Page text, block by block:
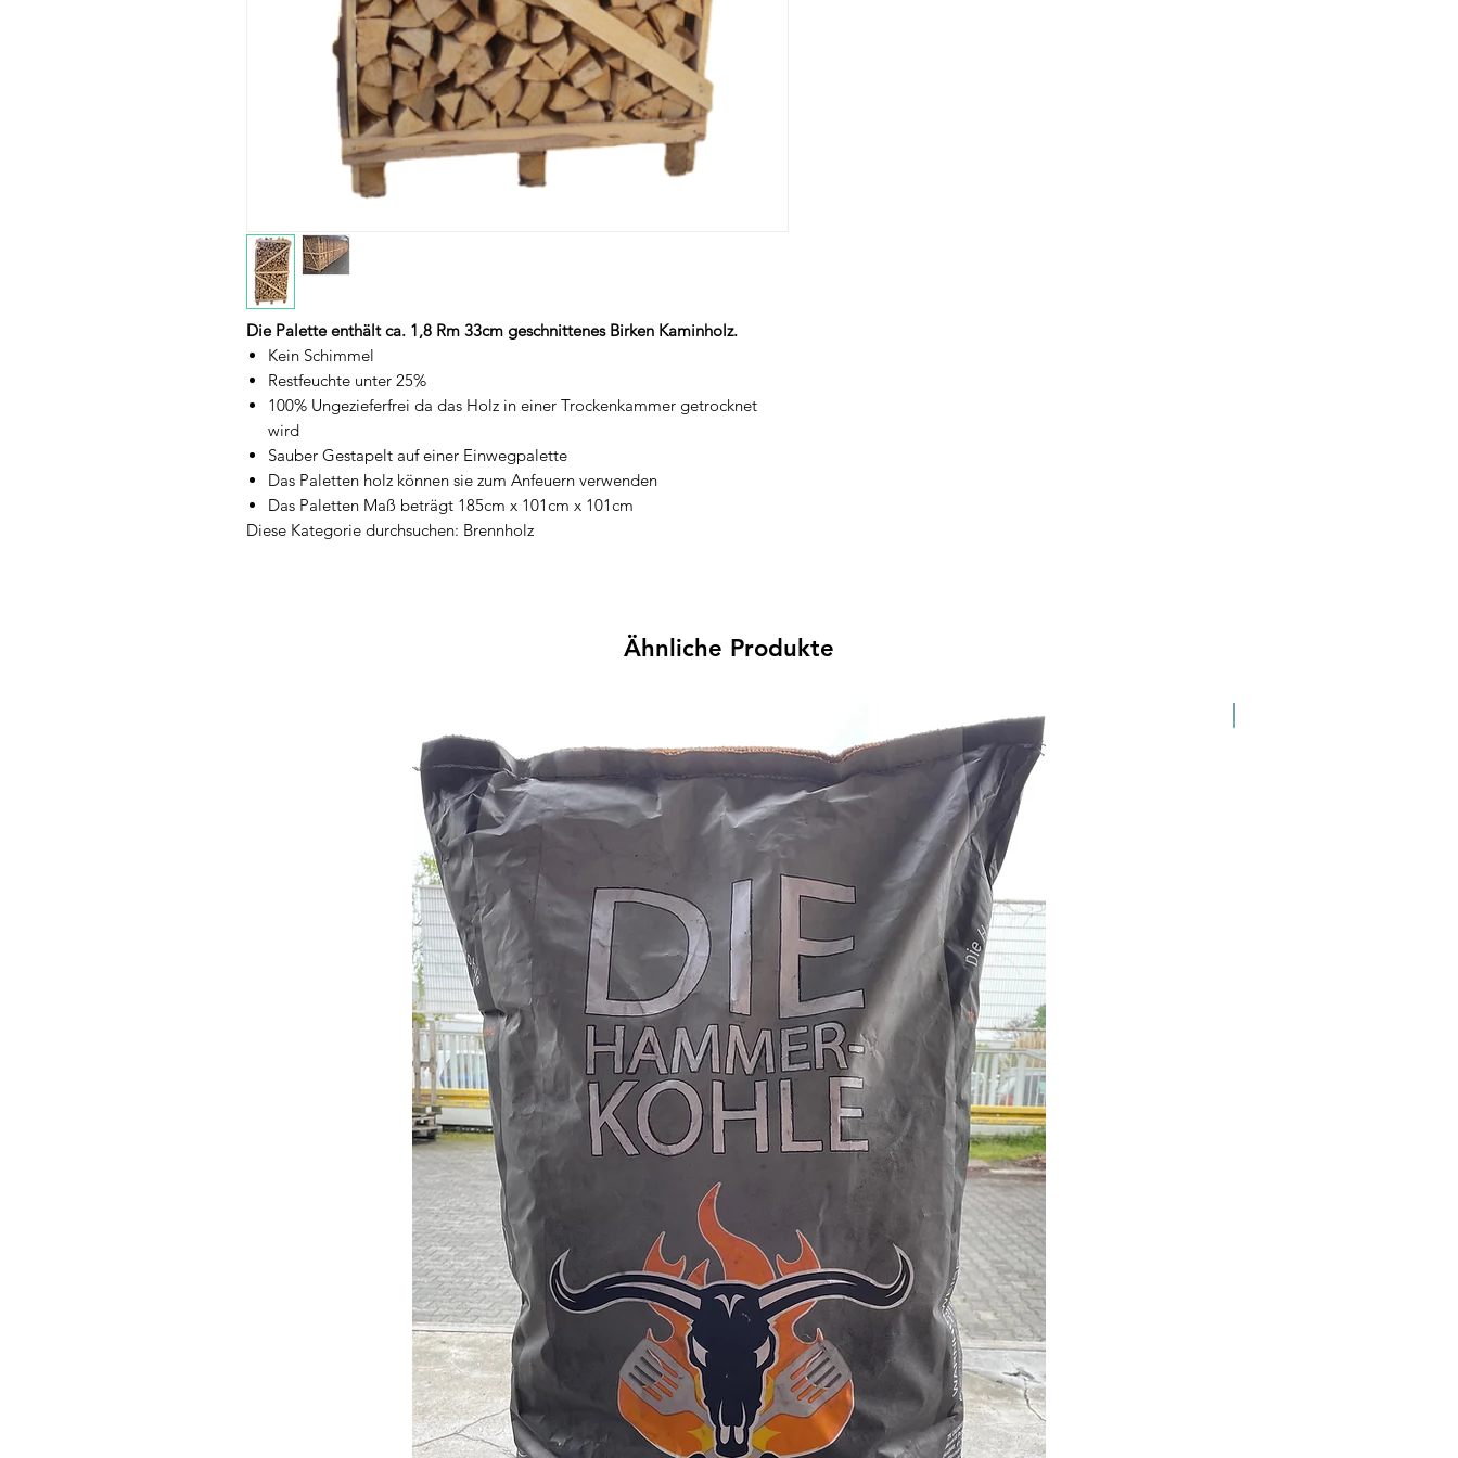
Die Palette enthält ca. 1,8 Rm 33cm geschnittenes Birken Kaminholz.
Kein Schimmel
Restfeuchte unter 25%
100% Ungezieferfrei da das Holz in einer Trockenkammer getrocknet
wird
Sauber Gestapelt auf einer Einwegpalette
Das Paletten holz können sie zum Anfeuern verwenden
Das Paletten Maß beträgt 185cm x 101cm x 101cm
Diese Kategorie durchsuchen: Brennholz
Ähnliche Produkte